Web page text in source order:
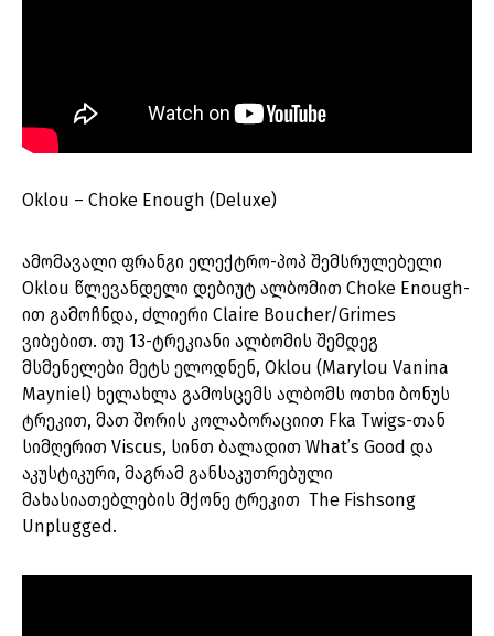
Oklou – Choke Enough (Deluxe)
ამომავალი ფრანგი ელექტრო-პოპ შემსრულებელი
Oklou წლევანდელი დებიუტ ალბომით Choke Enough-
ით გამოჩნდა, ძლიერი Claire Boucher/Grimes
ვიბებით. თუ 13-ტრეკიანი ალბომის შემდეგ
მსმენელები მეტს ელოდნენ, Oklou (Marylou Vanina
Mayniel) ხელახლა გამოსცემს ალბომს ოთხი ბონუს
ტრეკით, მათ შორის კოლაბორაციით Fka Twigs-თან
სიმღერით Viscus, სინთ ბალადით What’s Good და
აკუსტიკური, მაგრამ განსაკუთრებული
მახასიათებლების მქონე ტრეკით The Fishsong
Unplugged.